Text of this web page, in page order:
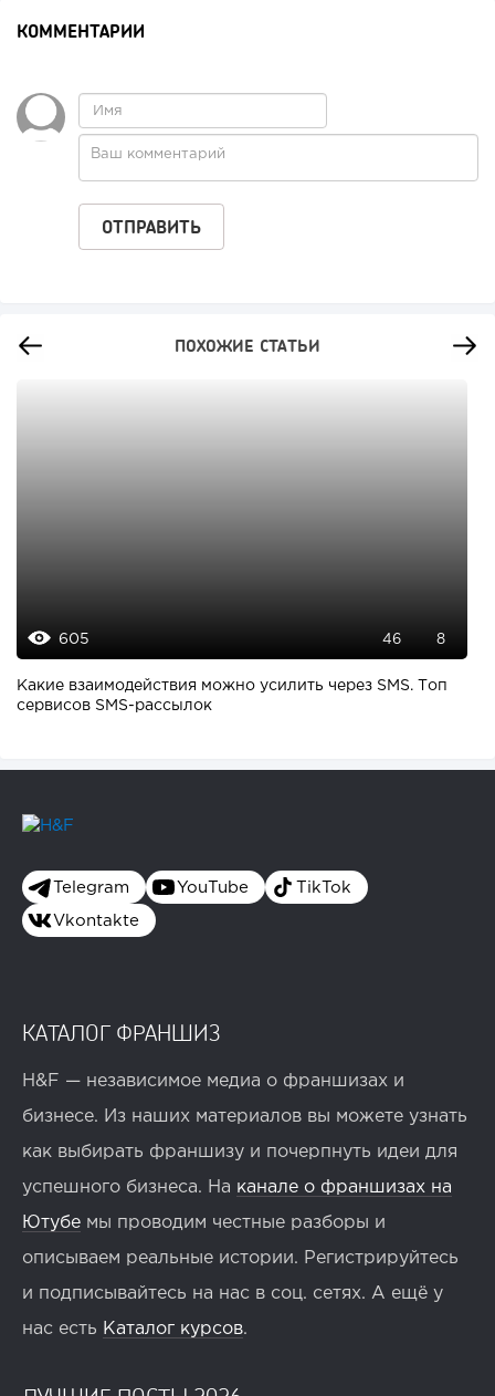
КОММЕНТАРИИ
ПОХОЖИЕ СТАТЬИ
605 46 8
Какие взаимодействия можно усилить через SMS. Топ
сервисов SMS-рассылок
Telegram YouTube TikTok
Vkontakte
КАТАЛОГ ФРАНШИЗ
H&F — независимое медиа о франшизах и
бизнесе. Из наших материалов вы можете узнать
как выбирать франшизу и почерпнуть идеи для
успешного бизнеса. На канале о франшизах на
Ютубе мы проводим честные разборы и
описываем реальные истории. Регистрируйтесь
и подписывайтесь на нас в соц. сетях. А ещё у
нас есть Каталог курсов.